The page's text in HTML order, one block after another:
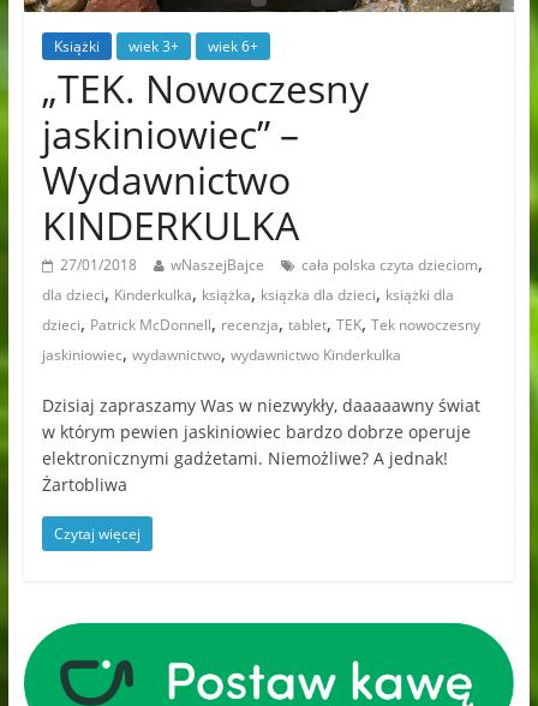
Książki wiek 3+ wiek 6+
„TEK. Nowoczesny
jaskiniowiec” –
Wydawnictwo
KINDERKULKA
27/01/2018 wNaszejBajce cała polska czyta dzieciom,
dla dzieci, Kinderkulka, książka, książka dla dzieci, książki dla
dzieci, Patrick McDonnell, recenzja, tablet, TEK, Tek nowoczesny
jaskiniowiec, wydawnictwo, wydawnictwo Kinderkulka
Dzisiaj zapraszamy Was w niezwykły, daaaaawny świat
w którym pewien jaskiniowiec bardzo dobrze operuje
elektronicznymi gadżetami. Niemożliwe? A jednak!
Żartobliwa
Czytaj więcej